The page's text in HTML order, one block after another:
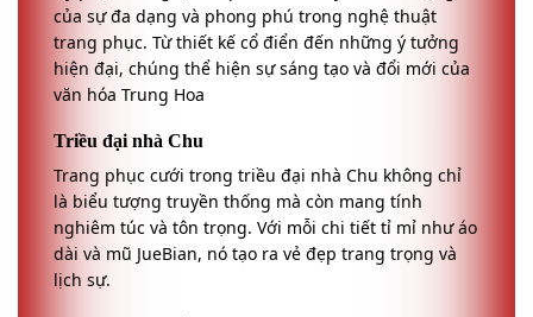
của sự đa dạng và phong phú trong nghệ thuật
trang phục. Từ thiết kế cổ điển đến những ý tưởng
hiện đại, chúng thể hiện sự sáng tạo và đổi mới của
văn hóa Trung Hoa
Triều đại nhà Chu
Trang phục cưới trong triều đại nhà Chu không chỉ
là biểu tượng truyền thống mà còn mang tính
nghiêm túc và tôn trọng. Với mỗi chi tiết tỉ mỉ như áo
dài và mũ JueBian, nó tạo ra vẻ đẹp trang trọng và
lịch sự.